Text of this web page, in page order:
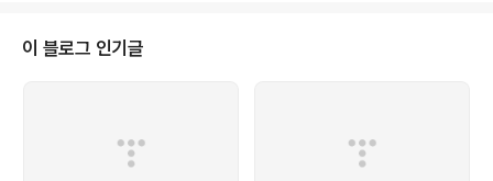
이 블로그 인기글